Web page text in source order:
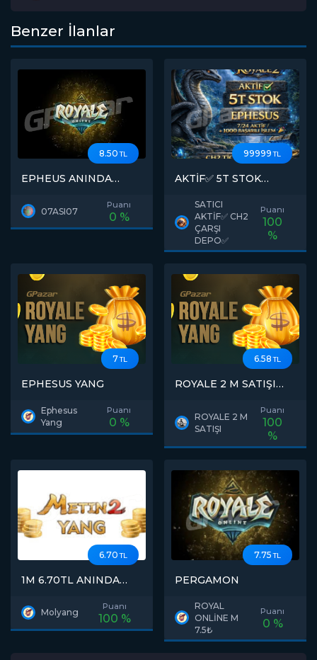
Benzer İlanlar
8.50 TL
EPHEUS ANINDA
kalmadı
07ASI07
Puanı
0 %
99999 TL
AKTİF✅ 5T STOK
TESLİM 7/24 AKTİF
CH2 TİC MERKEZİ
DEPO AÇIKLAMAYA
BAK
SATICI
AKTİF✅ CH2
ÇARŞI
DEPO✅
Puanı
100
%
7TL
EPHESUS YANG
Ephesus
Yang
Puanı
0 %
6.58 TL
ROYALE 2 M SATIŞI
ROYALE 2 M
SATIŞI
Puanı
100
%
6.70 TL
1M 6.70TL ANINDA
Molyang
Puanı
100 %
7.75 TL
PERGAMON
ROYAL
ONLİNE M
7.5₺
Puanı
0 %